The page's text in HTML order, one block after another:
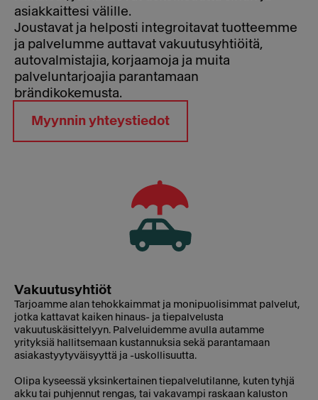
asiakkaittesi välille.
Joustavat ja helposti integroitavat tuotteemme
ja palvelumme auttavat vakuutusyhtiöitä,
autovalmistajia, korjaamoja ja muita
palveluntarjoajia parantamaan
brändikokemusta.
Myynnin yhteystiedot
Vakuutusyhtiöt
Tarjoamme alan tehokkaimmat ja monipuolisimmat palvelut,
jotka kattavat kaiken hinaus- ja tiepalvelusta
vakuutuskäsittelyyn. Palveluidemme avulla autamme
yrityksiä hallitsemaan kustannuksia sekä parantamaan
asiakastyytyväisyyttä ja -uskollisuutta.
Olipa kyseessä yksinkertainen tiepalvelutilanne, kuten tyhjä
akku tai puhjennut rengas, tai vakavampi raskaan kaluston